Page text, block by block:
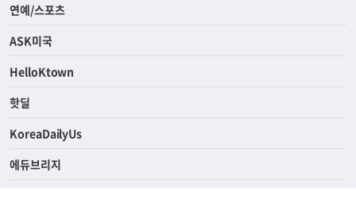
라이프
연예/스포츠
ASK미국
HelloKtown
핫딜
KoreaDailyUs